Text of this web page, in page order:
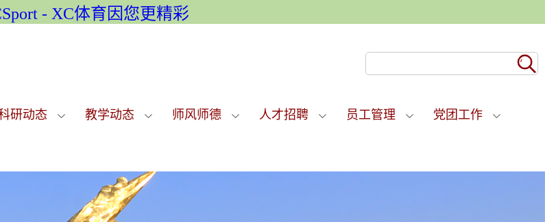
- XC体育因您更精彩
研动态 教学动态 师风师德 人才招聘 员工管理 党团工作